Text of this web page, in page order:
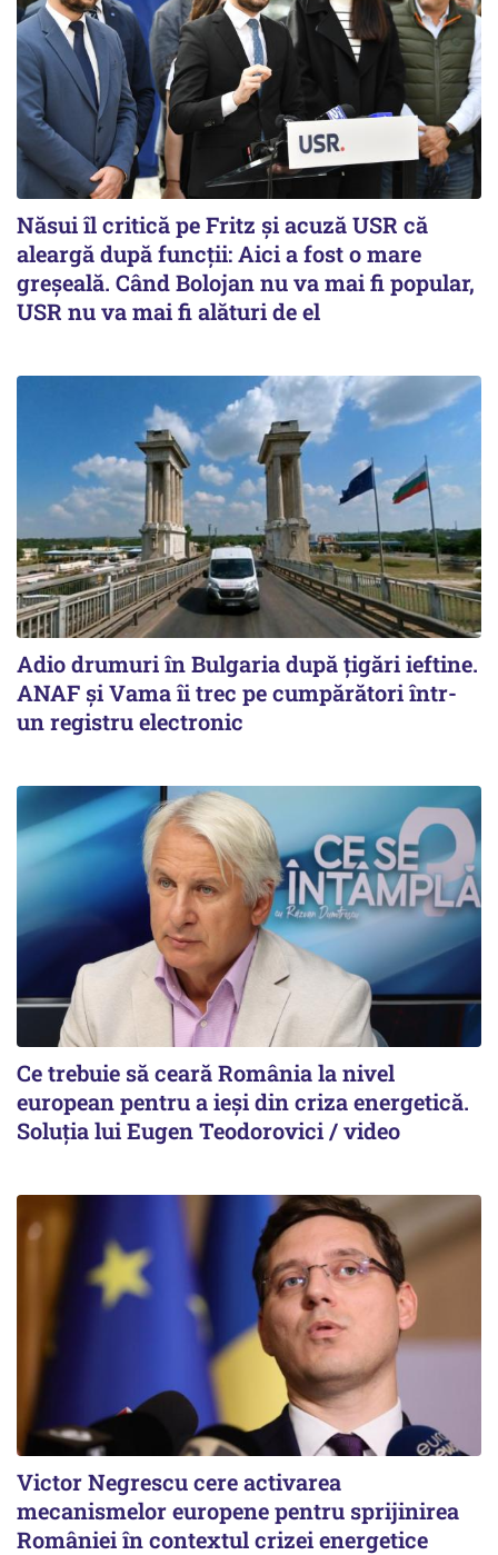
Năsui îl critică pe Fritz și acuză USR că
aleargă după funcții: Aici a fost o mare
greșeală. Când Bolojan nu va mai fi popular,
USR nu va mai fi alături de el
Adio drumuri în Bulgaria după țigări ieftine.
ANAF și Vama îi trec pe cumpărători într-
un registru electronic
Ce trebuie să ceară România la nivel
european pentru a ieși din criza energetică.
Soluția lui Eugen Teodorovici / video
Victor Negrescu cere activarea
mecanismelor europene pentru sprijinirea
României în contextul crizei energetice